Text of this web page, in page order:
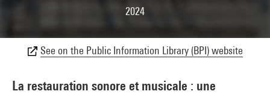
2024
See on the Public Information Library (BPI) website
La restauration sonore et musicale : une